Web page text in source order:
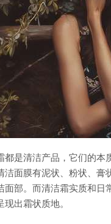
都是清洁产品，它们的本
洁面膜有泥状、粉状、
面部。而清洁霜实质和日
出霜状质地。